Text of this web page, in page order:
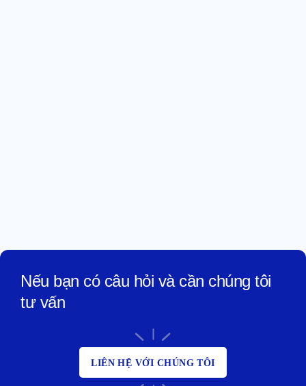
Nếu bạn có câu hỏi và cần chúng tôi
tư vấn
LIÊN HỆ VỚI CHÚNG TÔI